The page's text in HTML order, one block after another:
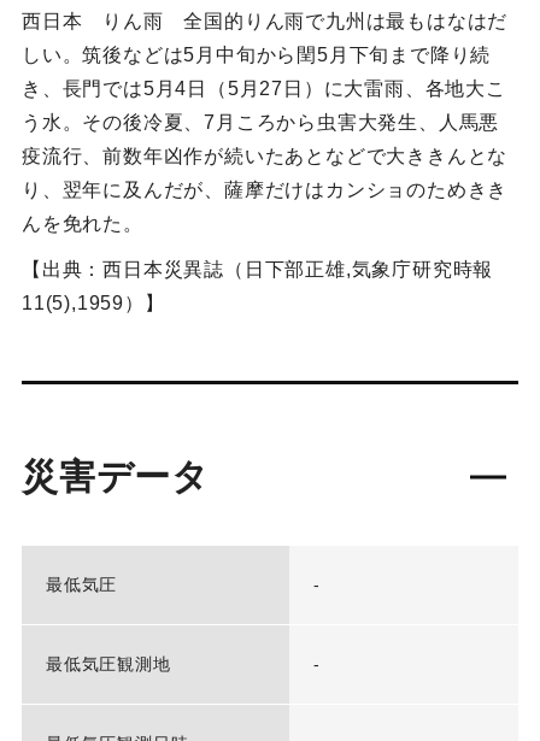
西日本 りん雨 全国的りん雨で九州は最もはなはだ
しい。筑後などは5月中旬から閏5月下旬まで降り続
き、長門では5月4日（5月27日）に大雷雨、各地大こ
う水。その後冷夏、7月ころから虫害大発生、人馬悪
疫流行、前数年凶作が続いたあとなどで大ききんとな
り、翌年に及んだが、薩摩だけはカンショのためきき
んを免れた。
【出典：西日本災異誌（日下部正雄,気象庁研究時報
11(5),1959）】
災害データ
最低気圧 -
最低気圧観測地 -